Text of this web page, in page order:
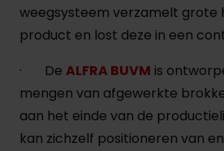
weegsysteem verzamelt grote
product en lost deze in een
· De ALFRA BUVM is
mengen van afgewerkte
aan het einde van de
kan zichzelf positioneren van